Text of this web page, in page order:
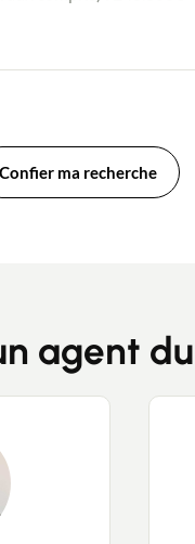
Confier ma recherche
agent